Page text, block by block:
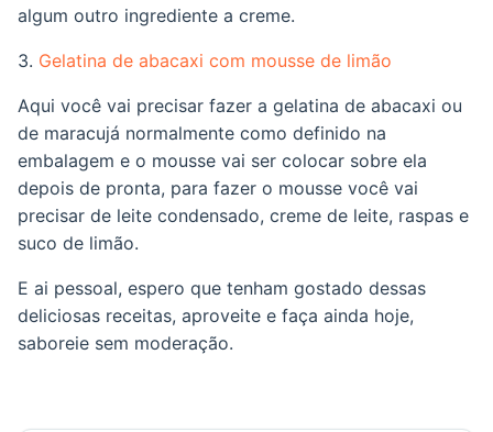
algum outro ingrediente a creme.
3. Gelatina de abacaxi com mousse de limão
Aqui você vai precisar fazer a gelatina de abacaxi ou
de maracujá normalmente como definido na
embalagem e o mousse vai ser colocar sobre ela
depois de pronta, para fazer o mousse você vai
precisar de leite condensado, creme de leite, raspas e
suco de limão.
E ai pessoal, espero que tenham gostado dessas
deliciosas receitas, aproveite e faça ainda hoje,
saboreie sem moderação.